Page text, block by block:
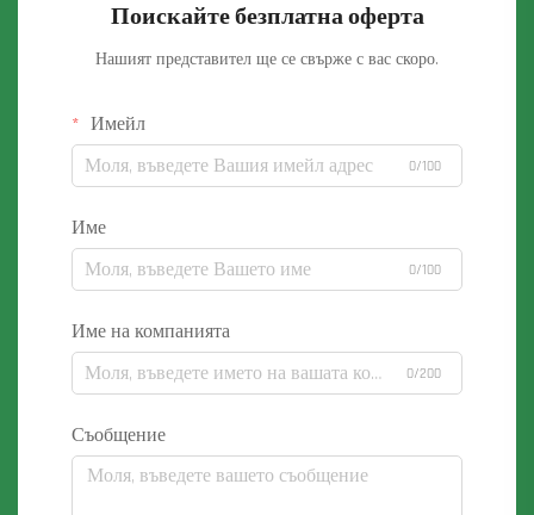
Поискайте безплатна оферта
Нашият представител ще се свърже с вас скоро.
Имейл
0/100
Име
0/100
Име на компанията
0/200
Съобщение